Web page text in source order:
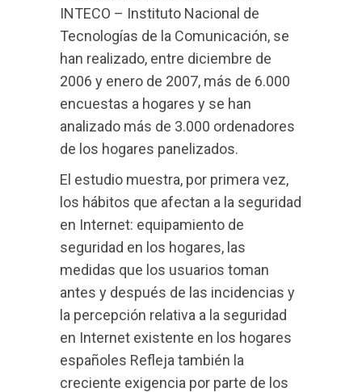
INTECO – Instituto Nacional de
Tecnologías de la Comunicación, se
han realizado, entre diciembre de
2006 y enero de 2007, más de 6.000
encuestas a hogares y se han
analizado más de 3.000 ordenadores
de los hogares panelizados.
El estudio muestra, por primera vez,
los hábitos que afectan a la seguridad
en Internet: equipamiento de
seguridad en los hogares, las
medidas que los usuarios toman
antes y después de las incidencias y
la percepción relativa a la seguridad
en Internet existente en los hogares
españoles Refleja también la
creciente exigencia por parte de los